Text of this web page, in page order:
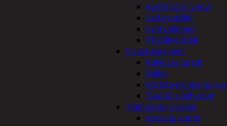
Kynttilät ja lyhdyt
Led-kynttilät
Lyhtytelineet
Pöytäkynttilät
Sisustusesineet
Kalvot ja tarrat
Kellot
Koriste-esineet ja
Taulut ja kehykset
Toimistotarvikkeet
Kynät ja kumit